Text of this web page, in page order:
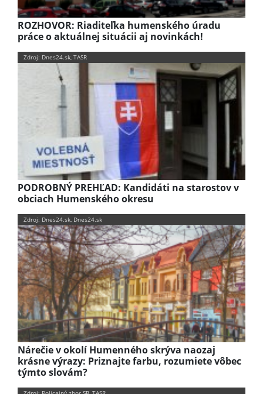
ROZHOVOR: Riaditeľka humenského úradu
práce o aktuálnej situácii aj novinkách!
Zdroj: Dnes24.sk, TASR
PODROBNÝ PREHĽAD: Kandidáti na starostov v
obciach Humenského okresu
Zdroj: Dnes24.sk, Dnes24.sk
Nárečie v okolí Humenného skrýva naozaj
krásne výrazy: Priznajte farbu, rozumiete vôbec
týmto slovám?